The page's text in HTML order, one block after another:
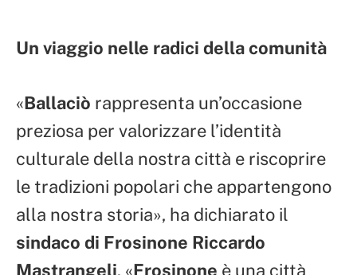
Un viaggio nelle radici della comunità
«Ballaciò rappresenta un’occasione
preziosa per valorizzare l’identità
culturale della nostra città e riscoprire
le tradizioni popolari che appartengono
alla nostra storia», ha dichiarato il
sindaco di Frosinone Riccardo
Mastrangeli. «Frosinone è una città